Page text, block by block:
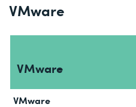
VMware
VMware
VMware